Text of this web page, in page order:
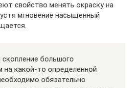
свойство менять окраску на
мгновение насыщенный
большого
на какой-то определенной
обязательно